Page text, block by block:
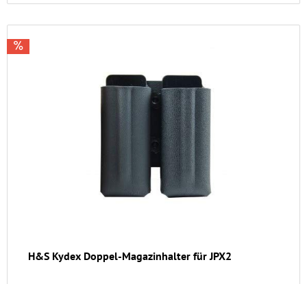
H&S Kydex Doppel-Magazinhalter für JPX2